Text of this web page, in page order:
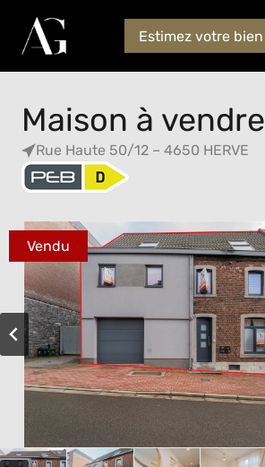
Estimez votre bien
Maison à vendre
Rue Haute 50/12 – 4650 HERVE
Vendu